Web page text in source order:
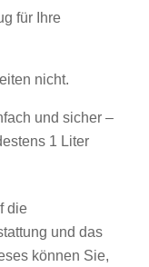
für Ihre
nicht.
und sicher –
1 Liter
die
und das
können Sie,